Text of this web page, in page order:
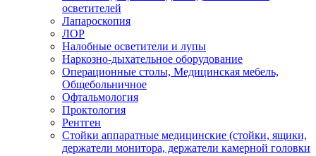
осветителей
Лапароскопия
ЛОР
Налобные осветители и лупы
Наркозно-дыхательное оборудование
Операционные столы, Медицинская мебель,
Общебольничное
Офтальмология
Проктология
Рентген
Стойки аппаратные медицинские (стойки, ящики,
держатели монитора, держатели камерной головки